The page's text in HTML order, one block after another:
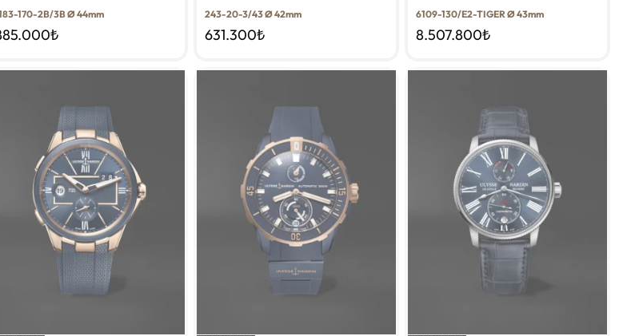
170-2B/3B Ø 44mm
₺
243-20-3/43 Ø 42mm
631.300₺
6109-130/E2-TIGER Ø 43mm
8.507.800₺